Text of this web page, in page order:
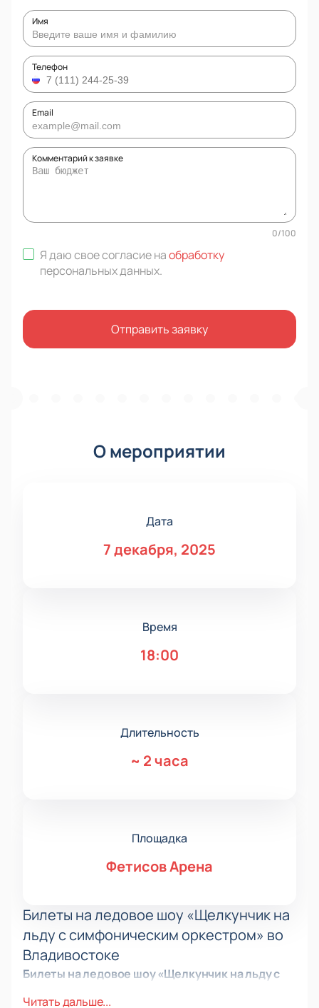
Имя
Телефон
Email
Комментарий к заявке
0/100
Я даю свое согласие наобработку
персональных данных.
Отправить заявку
О мероприятии
Дата
7 декабря, 2025
Время
18:00
Длительность
~ 2 часа
Площадка
Фетисов Арена
Билеты на ледовое шоу «Щелкунчик на
льду с симфоническим оркестром» во
Владивостоке
Билеты на ледовое шоу «Щелкунчик на льду с
Читать дальше...